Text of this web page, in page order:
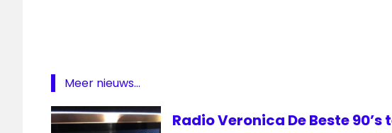
Meer nieuws...
Radio Veronica De Beste 90’s